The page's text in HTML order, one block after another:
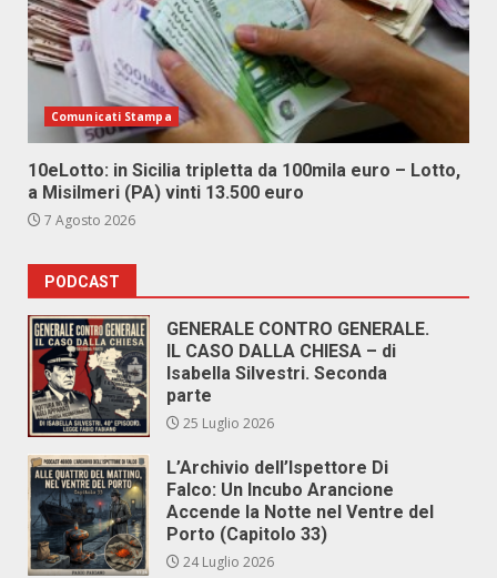
Comunicati Stampa
10eLotto: in Sicilia tripletta da 100mila euro – Lotto,
a Misilmeri (PA) vinti 13.500 euro
7 Agosto 2026
PODCAST
GENERALE CONTRO GENERALE.
IL CASO DALLA CHIESA – di
Isabella Silvestri. Seconda
parte
25 Luglio 2026
L’Archivio dell’Ispettore Di
Falco: Un Incubo Arancione
Accende la Notte nel Ventre del
Porto (Capitolo 33)
24 Luglio 2026